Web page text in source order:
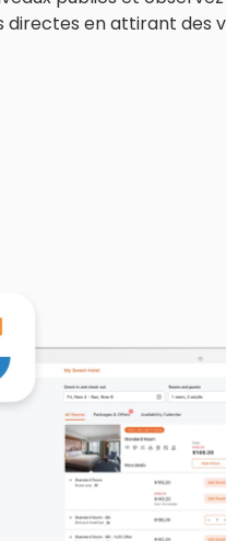
directes en attirant des